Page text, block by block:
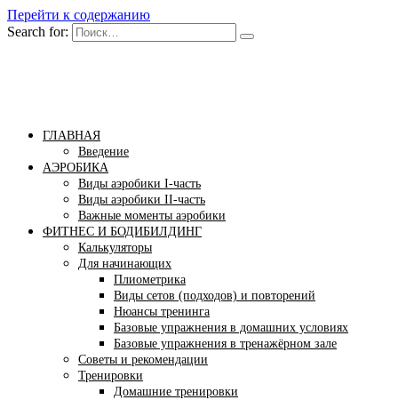
Перейти к содержанию
Search for:
ГЛАВНАЯ
Введение
АЭРОБИКА
Виды аэробики І-часть
Виды аэробики ІІ-часть
Важные моменты аэробики
ФИТНЕС И БОДИБИЛДИНГ
Калькуляторы
Для начинающих
Плиометрика
Виды сетов (подходов) и повторений
Нюансы тренинга
Базовые упражнения в домашних условиях
Базовые упражнения в тренажёрном зале
Советы и рекомендации
Тренировки
Домашние тренировки